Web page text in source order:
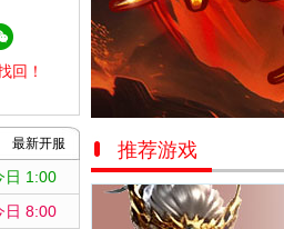
回！
最新开服
日 1:00
日 8:00
推荐游戏